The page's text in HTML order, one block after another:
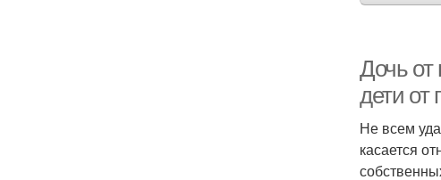
Дочь
дети от
Не всем
касается